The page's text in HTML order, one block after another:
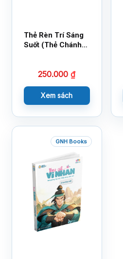
Thẻ Rèn Trí Sáng
Suốt (Thẻ Chánh
250.000₫
Xem sách
GNH Books